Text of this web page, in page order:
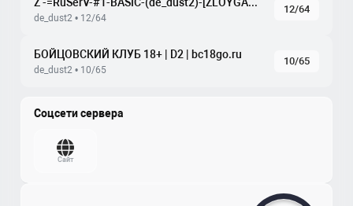
de_dust2 • 12/64
12/64
БОЙЦОВСКИЙ КЛУБ 18+ | D2 | bc18go.ru
de_dust2 • 10/65
10/65
Соцсети сервера
Сайт